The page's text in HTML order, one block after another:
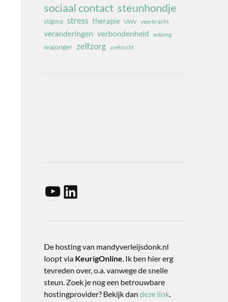
sociaal contact steunhondje
stigma stress therapie UWV veerkracht
veranderingen verbondenheid wajong
wajonger zelfzorg zoektocht
De hosting van mandyverleijsdonk.nl
loopt via KeurigOnline. Ik ben hier erg
tevreden over, o.a. vanwege de snelle
steun. Zoek je nog een betrouwbare
hostingprovider? Bekijk dan deze link.